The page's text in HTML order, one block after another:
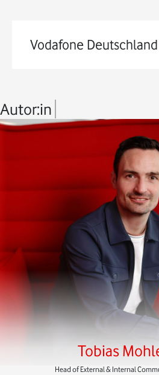
Vodafone Deutschland
Autor:in
Tobias
Head of External & Internal